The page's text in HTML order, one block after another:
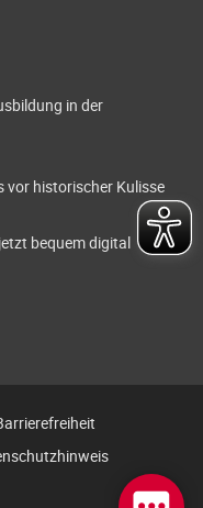
in der
vor historischer Kulisse
bequem digital